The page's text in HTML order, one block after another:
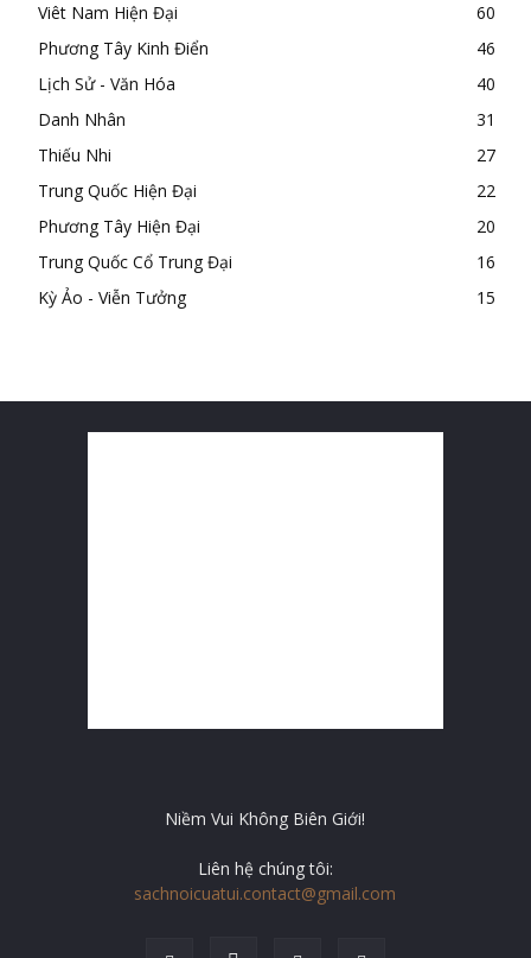
Viêt Nam Hiện Đại
60
Phương Tây Kinh Điển
46
Lịch Sử - Văn Hóa
40
Danh Nhân
31
Thiếu Nhi
27
Trung Quốc Hiện Đại
22
Phương Tây Hiện Đại
20
Trung Quốc Cổ Trung Đại
16
Kỳ Ảo - Viễn Tưởng
15
Niềm Vui Không Biên Giới!
Liên hệ chúng tôi:
sachnoicuatui.contact@gmail.com